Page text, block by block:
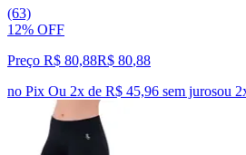
(63)
12% OFF
Preço R$ 80,88R$ 80,88
no Pix Ou 2x de R$ 45,96 sem jurosou 2